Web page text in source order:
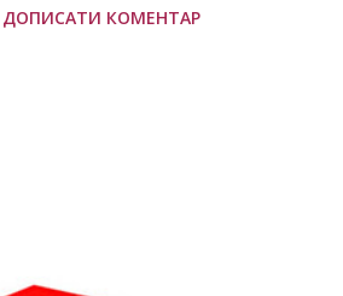
при которой в разных
) и эйртач. Часто это 60/40,
как раз эйртач. Что такое
ДОПИСАТИ КОМЕНТАР